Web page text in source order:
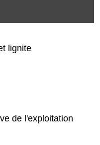
lignite
de l'exploitation